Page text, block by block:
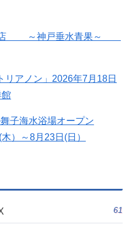
店 ～神戸垂水青果～
リアノン」2026年7月18日
子海水浴場オープン
～8月23日(日）
61